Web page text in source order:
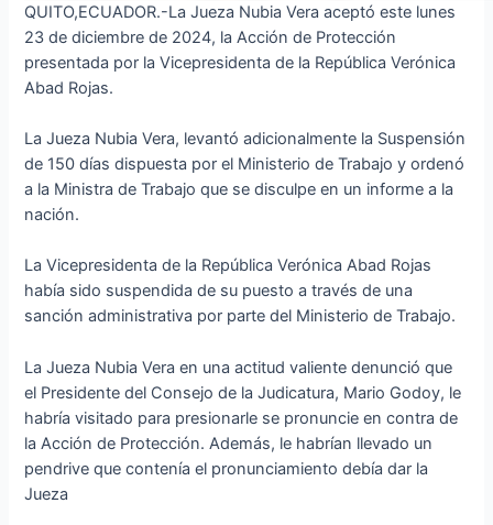
QUITO,ECUADOR.-La Jueza Nubia Vera aceptó este lunes
23 de diciembre de 2024, la Acción de Protección
presentada por la Vicepresidenta de la República Verónica
Abad Rojas.
La Jueza Nubia Vera, levantó adicionalmente la Suspensión
de 150 días dispuesta por el Ministerio de Trabajo y ordenó
a la Ministra de Trabajo que se disculpe en un informe a la
nación.
LaVicepresidenta de la República Verónica Abad Rojas
había sido suspendida de su puesto a través de una
sanción administrativa por parte del Ministerio de Trabajo.
La Jueza Nubia Vera en una actitud valiente denunció que
el Presidente del Consejo de la Judicatura, Mario Godoy, le
habría visitado para presionarle se pronuncie en contra de
la Acción de Protección. Además, le habrían llevado un
pendrive que contenía el pronunciamiento debía dar la
Jueza